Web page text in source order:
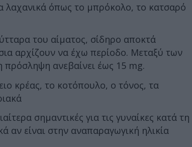
λαχανικά όπως το μπρόκολο, το κατσαρό
του αίματος, σίδηρο αποκτά
αρχίζουν να έχω περίοδο. Μεταξύ των
πρόσληψη ανεβαίνει έως 15 mg.
κρέας, το κοτόπουλο, ο τόνος, τα
σημαντικές για τις γυναίκες κατά τη
αν είναι στην αναπαραγωγική ηλικία